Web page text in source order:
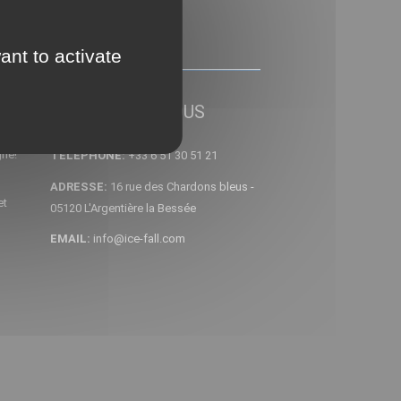
CONTACTEZ NOUS
TELEPHONE:+33 6 51 30 51 21
ADRESSE: 16 rue des Chardons bleus -
05120 L'Argentière la Bessée
EMAIL: info@ice-fall.com
to activate